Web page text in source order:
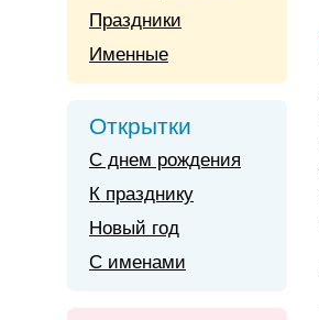
Праздники
Именные
Открытки
С днем рождения
К празднику
Новый год
С именами